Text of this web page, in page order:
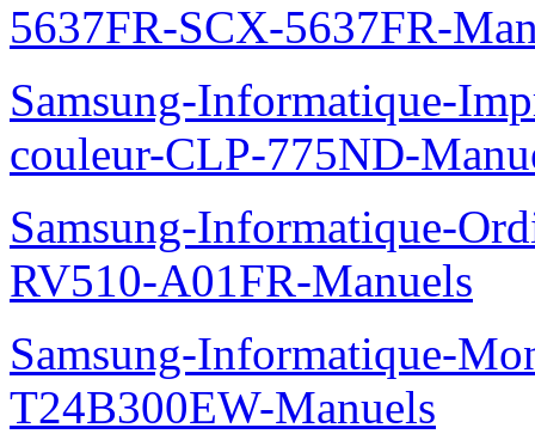
5637FR-SCX-5637FR-
Samsung-Informatique-
couleur-CLP-775ND-
Samsung-Informatique-
RV510-A01FR-Manuels
Samsung-Informatique-
T24B300EW-Manuels